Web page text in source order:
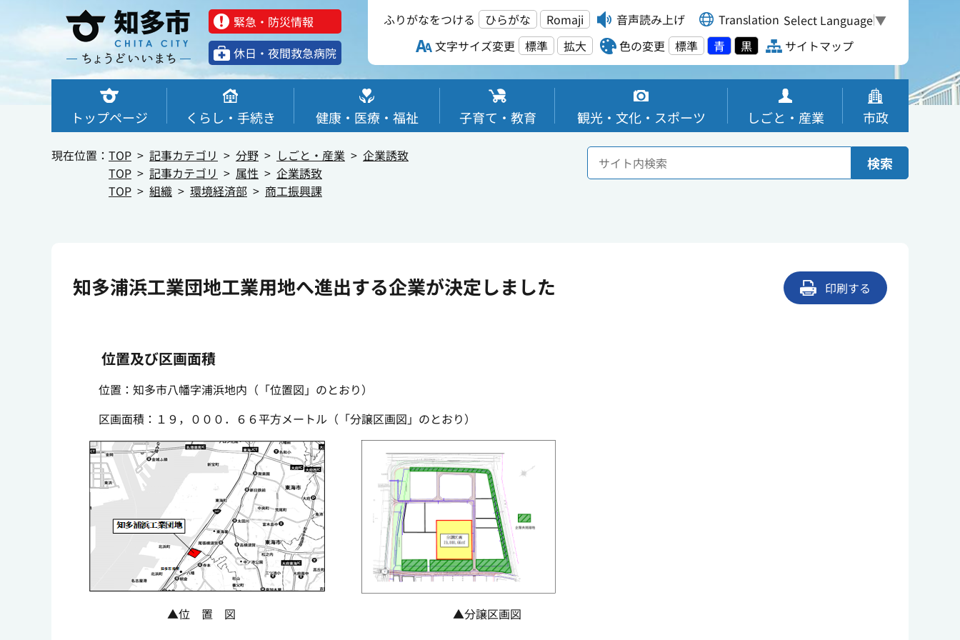
緊急・防災情報
休⽇・夜間救急病院
ふりがなをつける ひらがな Romaji 音声読み上げ Translation Select Language▼
文字サイズ変更
標準 拡大 色の変更 標準 青 黒 サイトマップ
トップページ くらし・手続き 健康・医療・福祉 子育て・教育 観光・文化・スポーツ しごと・産業 市政
現在位置： TOP 記事カテゴリ 分野 しごと・産業
企業誘致
TOP
記事カテゴリ 属性
企業誘致
TOP
組織 環境経済部 商工振興課
検索
知多浦浜工業団地工業用地へ進出する企業が決定しました 印刷する
位置及び区画面積
位置：知多市八幡字浦浜地内（「位置図」のとおり）
区画面積：１９，０００．６６平方メートル（「分譲区画図」のとおり）
▲位 置 図 ▲分譲区画図